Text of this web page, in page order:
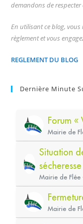
demandons de respecter
En utilisant ce blog,
règlement et vous
REGLEMENT DU BLOG
Dernière Minute